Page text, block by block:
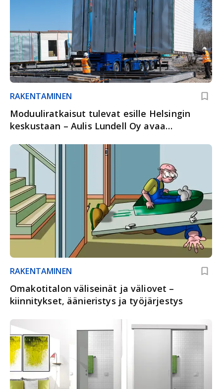
RAKENTAMINEN
Moduuliratkaisut tulevat esille Helsingin
keskustaan – Aulis Lundell Oy avaa
RAKENTAMINEN
Omakotitalon väliseinät ja väliovet –
kiinnitykset, äänieristys ja työjärjestys